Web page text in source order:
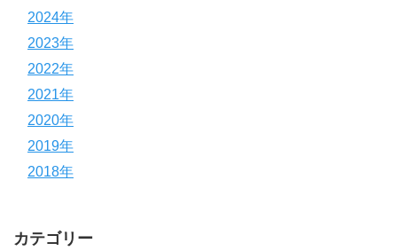
2024年
2023年
2022年
2021年
2020年
2019年
2018年
カテゴリー